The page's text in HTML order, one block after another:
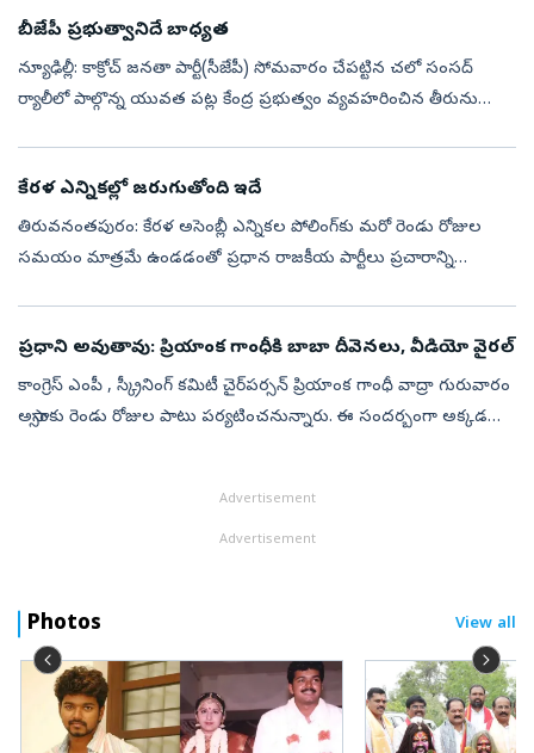
బీజేపీ ప్రభుత్వానిదే బాధ్య‌త‌
న్యూఢిల్లీ: కాక్రోచ్‌ జనతా పార్టీ(సీజేపీ) సోమ‌వారం చేప‌ట్టిన చ‌లో సంస‌ద్
ర్యాలీలో పాల్గొన్న యువ‌త ప‌ట్ల కేంద్ర ప్ర‌భుత్వం వ్య‌వ‌హ‌రించిన తీరును
కేర‌ళ ఎన్నిక‌ల్లో జ‌రుగుతోంది ఇదే
తిరువ‌నంత‌పురం: కేర‌ళ అసెంబ్లీ ఎన్నిక‌ల పోలింగ్‌కు మ‌రో రెండు రోజుల
స‌మ‌యం మాత్ర‌మే ఉండ‌డంతో ప్ర‌ధాన రాజ‌కీయ పార్టీలు ప్ర‌చారాన్ని
ప్రధాని అవుతావు: ప్రియాంక గాంధీకి బాబా దీవెనలు, వీడియో వైరల్‌
కాంగ్రెస్ ఎంపీ , స్క్రీనింగ్ కమిటీ చైర్‌పర్సన్ ప్రియాంక గాంధీ వాద్రా గురువారం
అస్సాంకు రెండు రోజుల పాటు పర్యటించనున్నారు. ఈ సందర్బంగా అక్కడ
Advertisement
Advertisement
Photos View all